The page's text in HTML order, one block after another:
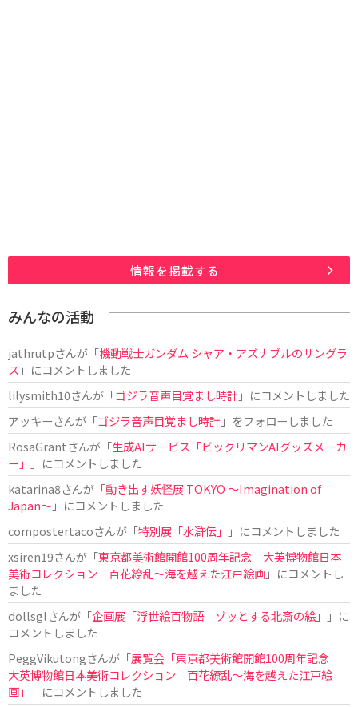
情報を掲載する
みんなの活動
jathrutpさんが「機動戦士ガンダム シャア・アズナブルのサングラ
ス 」にコメントしました
lilysmith10さんが「ゴジラ音声目覚まし時計」にコメントしました
アッキーさんが「ゴジラ音声目覚まし時計」をフォローしました
RosaGrantさんが「生成AIサービス「ビックリマンAIグッズメーカ
ー」
」にコメントしました
katarina8さんが「動き出す妖怪展 TOKYO 〜Imagination of
Japan〜」にコメントしました
compostertacoさんが「特別展「水滸伝」
」にコメントしました
xsiren19さんが「東京都美術館開館100周年記念 大英博物館日本
美術コレクション 百花繚乱～海を越えた江戸絵画」にコメントし
ました
dollsglさんが「企画展「浮世絵百物語 ゾッとする北斎の絵」
」に
コメントしました
PeggVikutongさんが「展覧会「東京都美術館開館100周年記念
大英博物館日本美術コレクション 百花繚乱〜海を越えた江戸絵
画」
」にコメントしました